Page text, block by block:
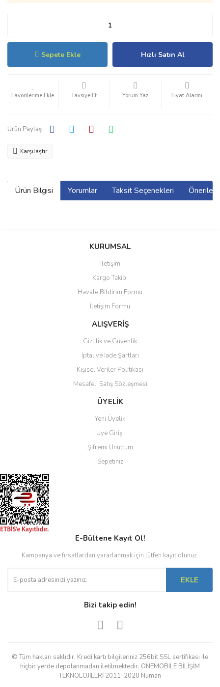
Sepete Ekle Hızlı Satın Al
Tavsiye Et Yorum Yaz Fiyat Alarmı
Ürün Paylaş :
Karşılaştır
Ürün Bilgisi Yorumlar Taksit Seçenekleri
Bu ürüne ilk yorumu siz yapın!
Ürün resmi kalitesiz, bozuk veya görüntülenemiyor.
Ürün açıklamasında eksik bilgiler bulunuyor.
Ürün bilgilerinde hatalar bulunuyor.
Ürün fiyatı diğer sitelerden daha pahalı.
Gönder
KURUMSAL
İletişim
Kargo Takibi
Havale Bildirim Formu
İletişim Formu
ALIŞVERİŞ
Gizlilik ve Güvenlik
İptal ve İade Şartları
Kişisel Veriler Politikası
Mesafeli Satış Sözleşmesi
ÜYELİK
Yeni Üyelik
Üye Girişi
Şifremi Unuttum
Sepetiniz
E-Bültene Kayıt Ol!
Kampanya ve fırsatlardan yararlanmak için lütfen kayıt olunuz.
EKLE
Bizi takip edin!
© Tüm hakları saklıdır. Kredi kartı bilgileriniz 256bit SSL sertifikası ile
hiçbir yerde depolanmadan iletilmektedir. ONEMOBILE BİLİŞİM
TEKNOLOJİLERİ 2011-2020 Numan